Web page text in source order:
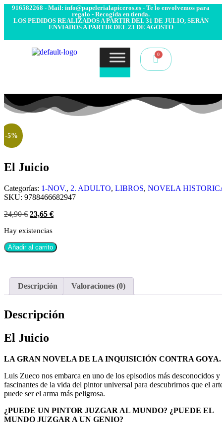
916582268 - Mail: info@papelerialapiceros.es - Te lo envolvemos para
regalo - Recogida en tienda.
LOS PEDIDOS REALIZADOS A PARTIR DEL 31 DE JULIO, SERÁN
ENVIADOS A PARTIR DEL 23 DE AGOSTO
-5%
El Juicio
Categorías: 1-NOV., 2. ADULTO, LIBROS, NOVELA
SKU: 9788466682947
24,90€ 23,65 €
Hay existencias
Añadir al carrito
Descripción Valoraciones (0)
Descripción
El Juicio
LA GRAN NOVELA DE LA INQUISICIÓN CONTRA GOYA.
Luis Zueco nos embarca en uno de los episodios más desconocidos y
fascinantes de la vida del pintor universal para descubrirnos que el
puede ser el arma más peligrosa.
¿PUEDE UN PINTOR JUZGAR AL MUNDO? ¿PUEDE EL
MUNDO JUZGAR A UN GENIO?